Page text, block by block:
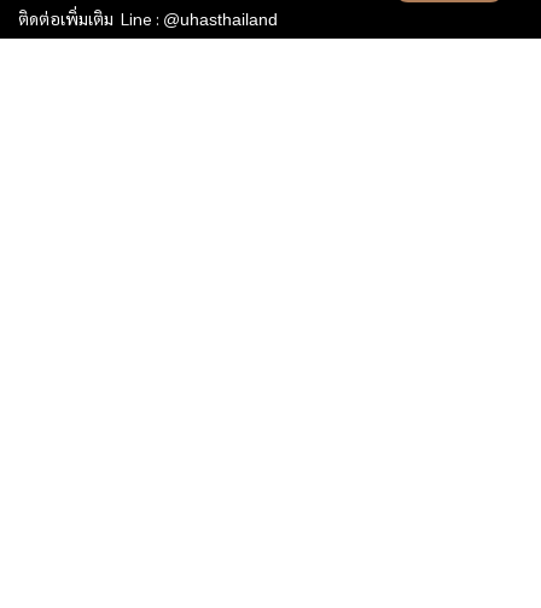
ติดต่อเพิ่มเติม Line : @uhasthailand